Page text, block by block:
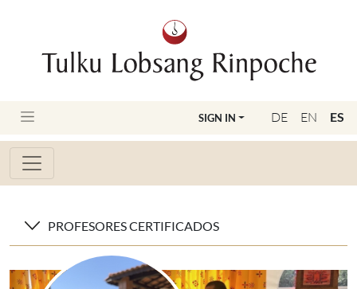
DE EN ES
SIGN IN
PROFESORES CERTIFICADOS